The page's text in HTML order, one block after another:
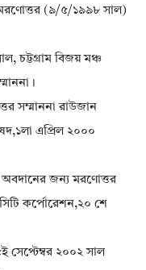
(৯/৫/১৯৯৮ সাল)
চট্টগ্রাম বিজয় মঞ্চ
সম্মাননা রাউজান
এপ্রিল ২০০০
অবদানের জন্য মরণোত্তর
কর্পোরেশন,২০ শে
সেপ্টেম্বর ২০০২ সাল